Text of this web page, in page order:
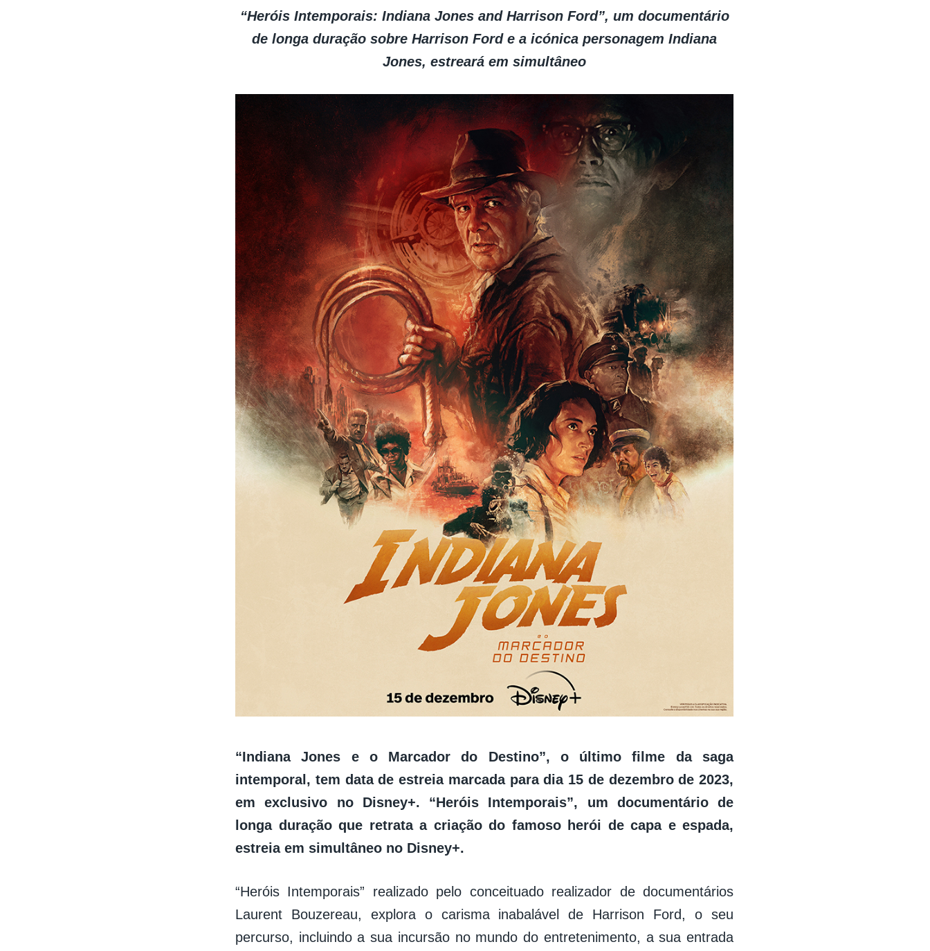
“Heróis Intemporais: Indiana Jones and Harrison Ford”, um documentário
de longa duração sobre Harrison Ford e a icónica personagem Indiana
Jones, estreará em simultâneo
“Indiana Jones e o Marcador do Destino”, o último filme da saga
intemporal, tem data de estreia marcada para dia 15 de dezembro de 2023,
em exclusivo no Disney+. “Heróis Intemporais”, um documentário de
longa duração que retrata a criação do famoso herói de capa e espada,
estreia em simultâneo no Disney+.
“Heróis Intemporais” realizado pelo conceituado realizador de documentários
Laurent Bouzereau, explora o carisma inabalável de Harrison Ford, o seu
percurso, incluindo a sua incursão no mundo do entretenimento, a sua entrada